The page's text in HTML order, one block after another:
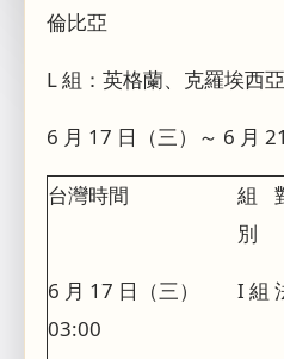
倫比亞
L 組：英格蘭、克羅埃西
6 月 17 日（三）～ 6 月
台灣時間
組
別
6 月 17 日（三）
03:00
I 組